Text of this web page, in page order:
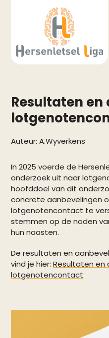
Resultaten
Auteur: A.Wyverkens
In 2025 voerde de
onderzoek uit naar
hoofddoel van dit
concrete aanbevelingen
lotgenotencontact te
stemmen op de noden
hun naasten.
De resultaten en
vind je hier:Resultaten en
lotgenotencontact